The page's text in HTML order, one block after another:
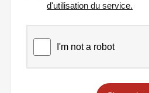
d'utilisation du service.